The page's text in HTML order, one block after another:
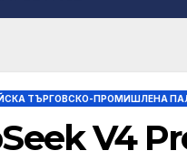
ТЪРГОВСКО-ПРОМИШЛЕНА
V4